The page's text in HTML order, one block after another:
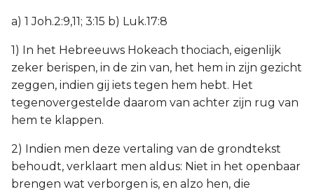
a) 1 Joh.2:9,11; 3:15 b) Luk.17:8
1) In het Hebreeuws Hokeach thociach, eigenlijk
zeker berispen, in de zin van, het hem in zijn gezicht
zeggen, indien gij iets tegen hem hebt. Het
tegenovergestelde daarom van achter zijn rug van
hem te klappen.
2) Indien men deze vertaling van de grondtekst
behoudt, verklaart men aldus: Niet in het openbaar
brengen wat verborgen is, en alzo hen, die